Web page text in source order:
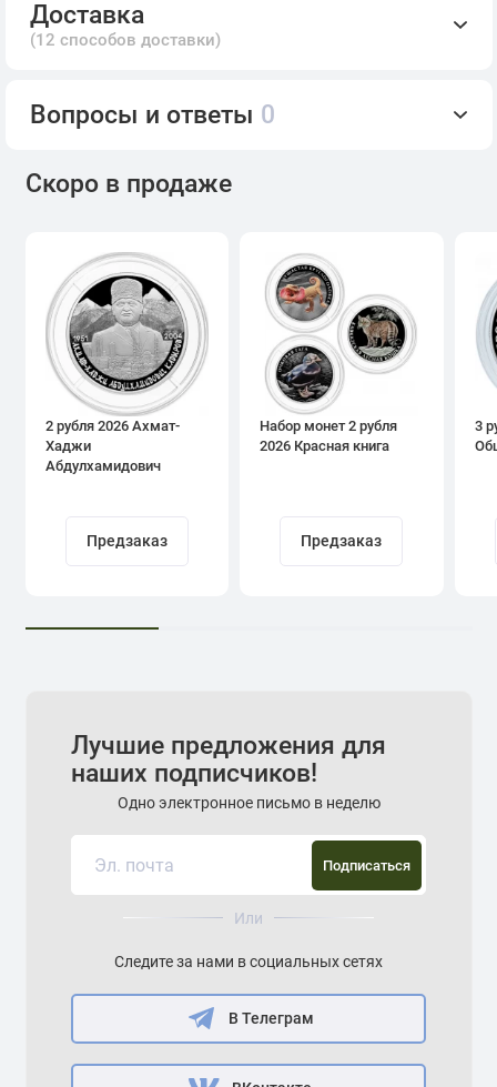
Доставка
(12 способов доставки)
Вопросы и ответы 0
Скоро в продаже
2 рубля 2026 Ахмат-
Хаджи
Абдулхамидович
Предзаказ
Набор монет 2 рубля
2026 Красная книга
Предзаказ
3
Лучшие предложения для
наших подписчиков!
Одно электронное письмо в неделю
Подписаться
Или
Следите за нами в социальных сетях
В Телеграм